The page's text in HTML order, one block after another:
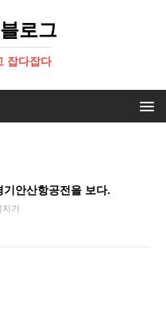
로그
잡다잡다
안산항공전을 보다.
지기